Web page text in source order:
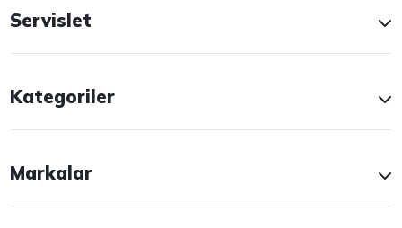
Servislet
Kategoriler
Markalar